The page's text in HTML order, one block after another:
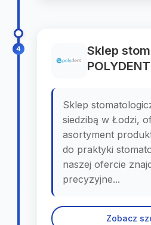
4
Sklep
POLYDENT
Sklep
siedzibą w Łodzi,
asortyment
do praktyki
naszej ofercie
precyzyjne...
Zobacz